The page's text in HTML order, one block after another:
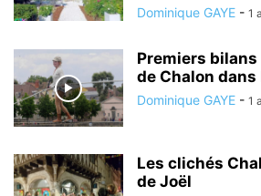
Dominique GAYE - 1
Premiers
de Chalon dans
Dominique GAYE - 1
Les clichés
de Joël